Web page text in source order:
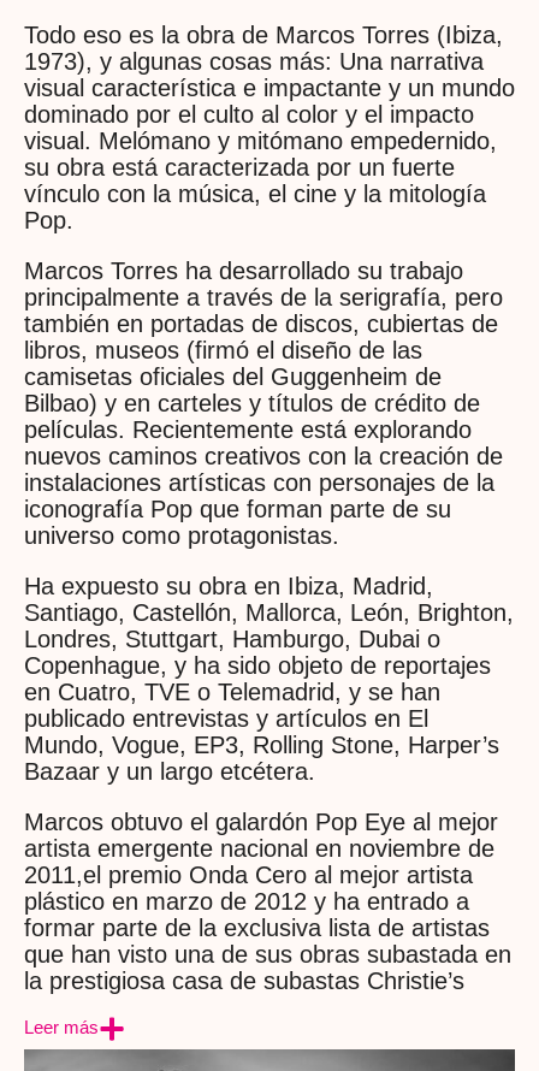
Todo eso es la obra de Marcos Torres (Ibiza,
1973), y algunas cosas más: Una narrativa
visual característica e impactante y un mundo
dominado por el culto al color y el impacto
visual. Melómano y mitómano empedernido,
su obra está caracterizada por un fuerte
vínculo con la música, el cine y la mitología
Pop.
Marcos Torres ha desarrollado su trabajo
principalmente a través de la serigrafía, pero
también en portadas de discos, cubiertas de
libros, museos (firmó el diseño de las
camisetas oficiales del Guggenheim de
Bilbao) y en carteles y títulos de crédito de
películas. Recientemente está explorando
nuevos caminos creativos con la creación de
instalaciones artísticas con personajes de la
iconografía Pop que forman parte de su
universo como protagonistas.
Ha expuesto su obra en Ibiza, Madrid,
Santiago, Castellón, Mallorca, León, Brighton,
Londres, Stuttgart, Hamburgo, Dubai o
Copenhague, y ha sido objeto de reportajes
en Cuatro, TVE o Telemadrid, y se han
publicado entrevistas y artículos en El
Mundo, Vogue, EP3, Rolling Stone, Harper’s
Bazaar y un largo etcétera.
Marcos obtuvo el galardón Pop Eye al mejor
artista emergente nacional en noviembre de
2011,el premio Onda Cero al mejor artista
plástico en marzo de 2012 y ha entrado a
formar parte de la exclusiva lista de artistas
que han visto una de sus obras subastada en
la prestigiosa casa de subastas Christie’s
Leer más